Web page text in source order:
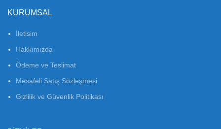
KURUMSAL
İletisim
Hakkımızda
Ödeme ve Teslimat
Mesafeli Satış Sözleşmesi
Gizlilik ve Güvenlik Politikası